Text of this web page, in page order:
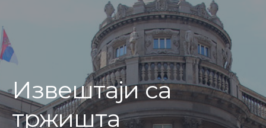
Извештаји са
тржишта